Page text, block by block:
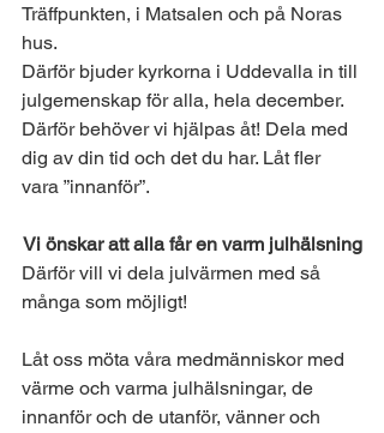
Träffpunkten, i Matsalen och på Noras
hus.
Därför bjuder kyrkorna i Uddevalla in till
julgemenskap för alla, hela december.
Därför behöver vi hjälpas åt! Dela med
dig av din tid och det du har. Låt fler
vara ”innanför”.
Vi önskar att alla får en varm julhälsning
Därför vill vi dela julvärmen med så
många som möjligt!
Låt oss möta våra medmänniskor med
värme och varma julhälsningar, de
innanför och de utanför, vänner och